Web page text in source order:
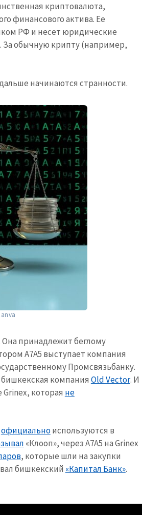
криптовалюта,
финансового актива. Ее
РФ и несет юридические
За обычную крипту (например,
начинаются странности.
Она принадлежит беглому
А7А5 выступает компания
Промсвязьбанку.
компания Old Vector. И
которая не
официальноиспользуются в
«Клооп», через А7А5 на Grinex
, которые шли на закупки
бишкекский «Капитал Банк».